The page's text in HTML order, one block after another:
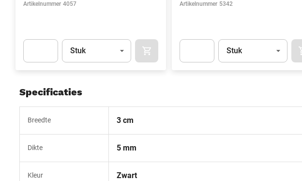
Artikelnummer 4057
Eenheid
Stuk IN WINKELMAND
Artikelnummer 5342
Eenheid
Stuk
Specificaties
Breedte 3 cm
Dikte 5 mm
Kleur Zwart